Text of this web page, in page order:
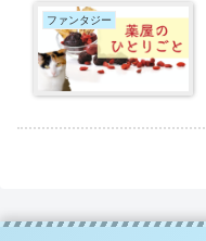
ファンタジー